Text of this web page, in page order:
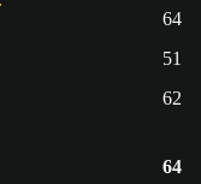
64
51
62
64